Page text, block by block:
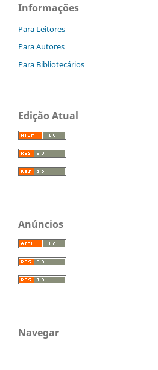
Informações
Para Leitores
Para Autores
Para Bibliotecários
Edição Atual
Anúncios
Navegar